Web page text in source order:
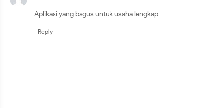
Aplikasi yang bagus untuk usaha lengkap
Reply